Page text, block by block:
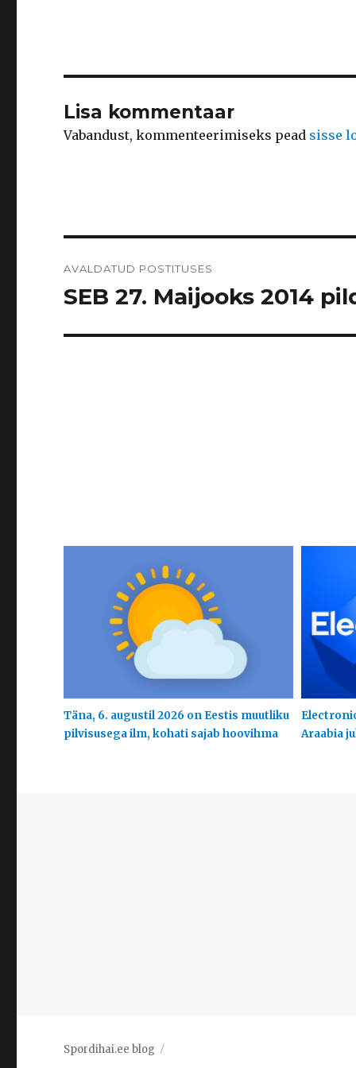
Lisa kommentaar
Vabandust, kommenteerimiseks pead sisse
AVALDATUD POSTITUSES
SEB 27. Maijooks 2014
Täna, 6. augustil 2026 on Eestis muutliku
pilvisusega ilm, kohati sajab hoovihma
Araabia
Spordihai.ee blog